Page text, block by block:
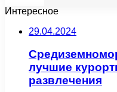
Интересное
29.04.2024
лучшие
развлечения